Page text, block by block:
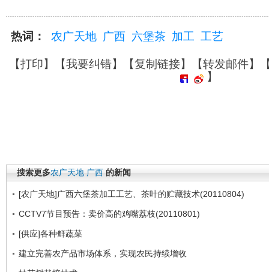
热词： 农广天地 广西 六堡茶 加工 工艺
【打印】【我要纠错】【复制链接】【转发邮件】
】
搜索更多农广天地 广西 的新闻
[农广天地]广西六堡茶加工工艺、茶叶的贮藏技术(20110804)
CCTV7节目预告：卖价高的鸡嘴荔枝(20110801)
[供应]各种鲜蔬菜
建立完善农产品市场体系，实现农民持续增收